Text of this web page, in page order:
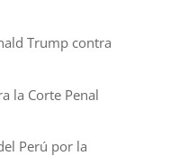
Trump contra
la Corte Penal
Perú por la